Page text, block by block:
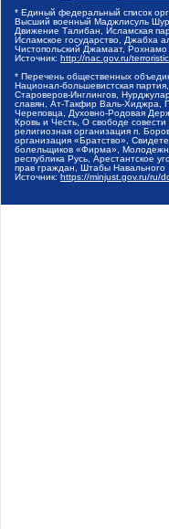
* Единый федеральный список
Высший военный Маджлисуль
Движение Талибан, Исламская
Исламское государство, Джабха
Чистопольский Джамаат,
Источник: http://nac.gov.ru/
* Перечень общественных
Национал-большевистская
Староверов-Инглингов,
славян, Ат-Такфир Валь-Хиджра,
Череповца, Духовно-Родовая
Кровь и Честь, О свободе
религиозная организация п.
организация «Братство»,
болельщиков «Фирма»,
республика Русь, Арестантское
прав граждан, Штабы Навального
Источник: https://minjust.gov.ru/ru/